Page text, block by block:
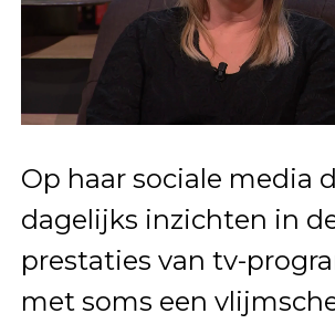
Op haar sociale media
dagelijks inzichten in
prestaties van tv-
met soms een